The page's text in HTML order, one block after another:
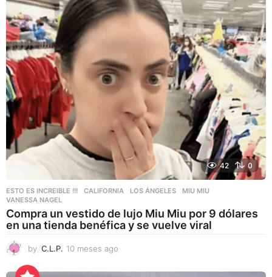
g
o
42 0
ESTO ES INCREIBLE !!! CALIFORNIA ,LOS ÁNGELES ,MIU MIU
VANESSA NAGEL
Compra un vestido de lujo Miu Miu por 9 dólares
en una tienda benéfica y se vuelve viral
by C.L.P. 10 meses ago
m